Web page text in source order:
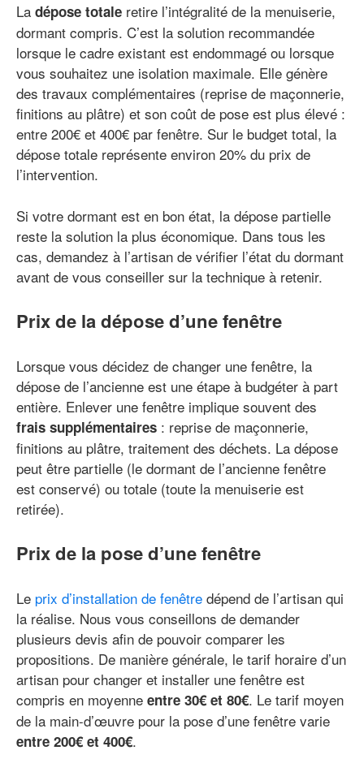
La dépose totale retire l’intégralité de la menuiserie,
dormant compris. C’est la solution recommandée
lorsque le cadre existant est endommagé ou lorsque
vous souhaitez une isolation maximale. Elle génère
des travaux complémentaires (reprise de maçonnerie,
finitions au plâtre) et son coût de pose est plus élevé :
entre 200€ et 400€ par fenêtre. Sur le budget total, la
dépose totale représente environ 20% du prix de
l’intervention.
Si votre dormant est en bon état, la dépose partielle
reste la solution la plus économique. Dans tous les
cas, demandez à l’artisan de vérifier l’état du dormant
avant de vous conseiller sur la technique à retenir.
Prix de la dépose d’une fenêtre
Lorsque vous décidez de changer une fenêtre, la
dépose de l’ancienne est une étape à budgéter à part
entière. Enlever une fenêtre implique souvent des
frais supplémentaires : reprise de maçonnerie,
finitions au plâtre, traitement des déchets. La dépose
peut être partielle (le dormant de l’ancienne fenêtre
est conservé) ou totale (toute la menuiserie est
retirée).
Prix de la pose d’une fenêtre
Le prix d’installation de fenêtre dépend de l’artisan qui
la réalise. Nous vous conseillons de demander
plusieurs devis afin de pouvoir comparer les
propositions. De manière générale, le tarif horaire d’un
artisan pour changer et installer une fenêtre est
compris en moyenne entre 30€ et 80€. Le tarif moyen
de la main-d’œuvre pour la pose d’une fenêtre varie
entre 200€ et 400€.